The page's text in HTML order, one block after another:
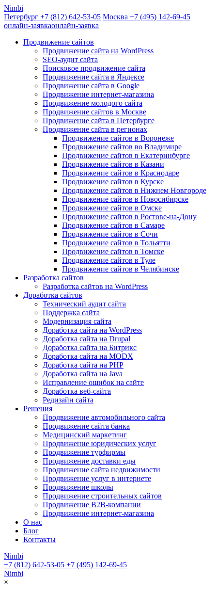
Nimbi
Петербург +7 (812) 642-53-05 Москва +7 (495) 142-69-45
онлайн-заявкаонлайн-заявка
Продвижение сайтов
Продвижение сайта на WordPress
SEO-аудит сайта
Поисковое продвижение сайта
Продвижение сайта в Яндексе
Продвижение сайта в Google
Продвижение интернет-магазина
Продвижение молодого сайта
Продвижение сайтов в Москве
Продвижение сайта в Петербурге
Продвижение сайта в регионах
Продвижение сайтов в Воронеже
Продвижение сайтов во Владимире
Продвижение сайтов в Екатеринбурге
Продвижение сайтов в Казани
Продвижение сайтов в Краснодаре
Продвижение сайтов в Курске
Продвижение сайтов в Нижнем Новгороде
Продвижение сайтов в Новосибирске
Продвижение сайтов в Омске
Продвижение сайтов в Ростове-на-Дону
Продвижение сайтов в Самаре
Продвижение сайтов в Сочи
Продвижение сайтов в Тольятти
Продвижение сайтов в Томске
Продвижение сайтов в Туле
Продвижение сайтов в Челябинске
Разработка сайтов
Разработка сайтов на WordPress
Доработка сайтов
Технический аудит сайта
Поддержка сайта
Модернизация сайта
Доработка сайта на WordPress
Доработка сайта на Drupal
Доработка сайта на Битрикс
Доработка сайта на MODX
Доработка сайта на PHP
Доработка сайта на Java
Исправление ошибок на сайте
Доработка веб-сайта
Редизайн сайта
Решения
Продвижение автомобильного сайта
Продвижение сайта банка
Медицинский маркетинг
Продвижение юридических услуг
Продвижение турфирмы
Продвижение доставки еды
Продвижение сайта недвижимости
Продвижение услуг в интернете
Продвижение школы
Продвижение строительных сайтов
Продвижение B2B-компании
Продвижение интернет-магазина
О нас
Блог
Контакты
Nimbi
+7 (812) 642-53-05 +7 (495) 142-69-45
Nimbi
×